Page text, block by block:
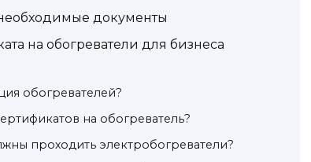
документы
на обогреватели для бизнеса
обогревателей?
на обогреватель?
проходить электробогреватели?